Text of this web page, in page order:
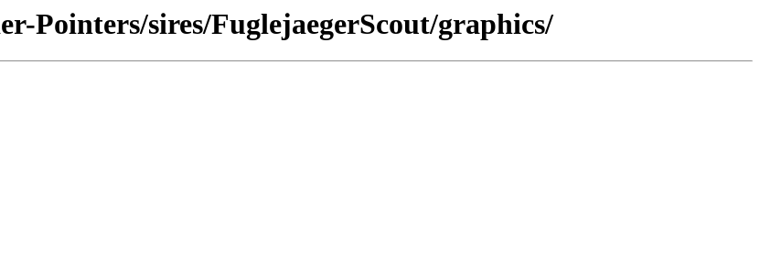
Pointers/sires/FuglejaegerScout/graphics/